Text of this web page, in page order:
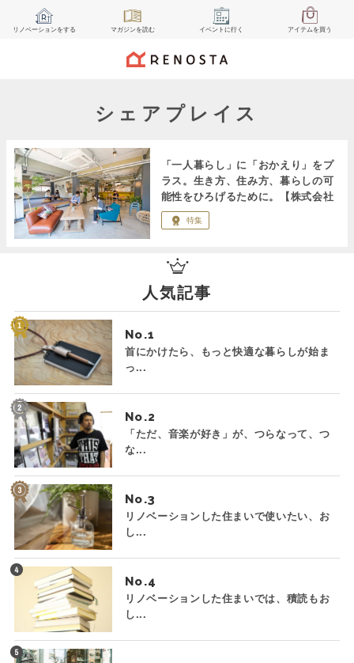
リノベーションをする マガジンを読む イベント に行く アイテムを買う
シェアプレイス
「一人暮らし」に「おかえり」をプ
ラス。生き方、住み方、暮らしの可
能性をひろげるために。【株式会社
リビタ / シェアプレイス】
特集
人気記事
No.
首にかけたら、もっと快適な暮らしが始ま
っ...
No.
「ただ、音楽が好き」が、つらなって、つ
な...
No.
リノベーションした住まいで使いたい、お
し...
No.
リノベーションした住まいでは、積読もお
し...